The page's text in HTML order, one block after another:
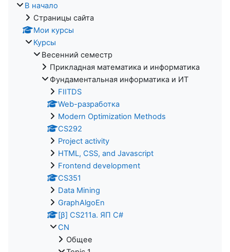
В начало
Страницы сайта
Мои курсы
Курсы
Весенний семестр
Прикладная математика и информатика
Фундаментальная информатика и ИТ
FIITDS
Web-разработка
Modern Optimization Methods
CS292
Project activity
HTML, CSS, and Javascript
Frontend development
CS351
Data Mining
GraphAlgoEn
[β] CS211a. ЯП С#
CN
Общее